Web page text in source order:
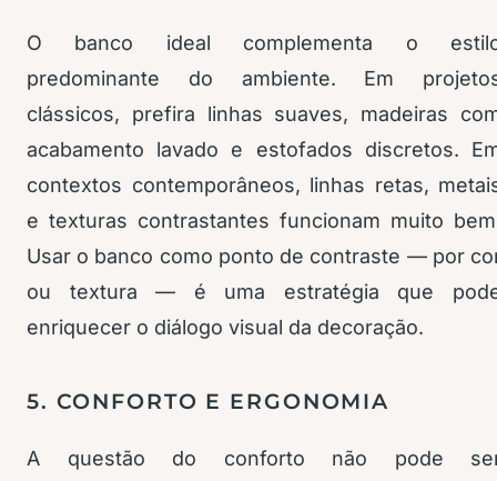
O banco ideal complementa o
predominante do ambiente. Em
clássicos, prefira linhas suaves, madeiras
acabamento lavado e estofados discretos.
contextos contemporâneos, linhas retas,
e texturas contrastantes funcionam muito
Usar o banco como ponto de contraste — por
ou textura — é uma estratégia que
enriquecer o diálogo visual da decoração.
5. CONFORTO E ERGONOMIA
A questão do conforto não pode